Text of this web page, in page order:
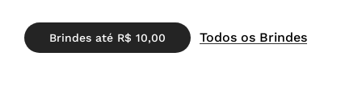
Brindes até R$ 10,00 Todos os Brindes